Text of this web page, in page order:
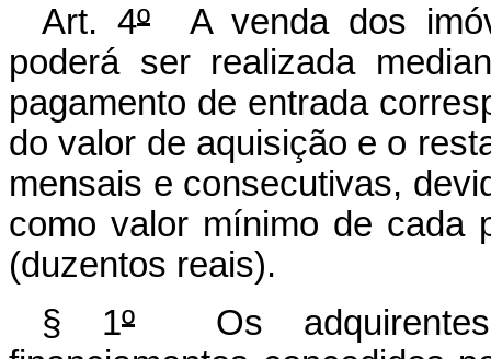
Art. 4º A venda dos
poderá ser realizada
pagamento de entrada
do valor de aquisição e o
mensais e consecutivas,
como valor mínimo de cada
(duzentos reais).
§ 1º Os adquirentes